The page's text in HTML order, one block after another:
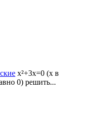
x²+3x=0 (x в
0) решить...